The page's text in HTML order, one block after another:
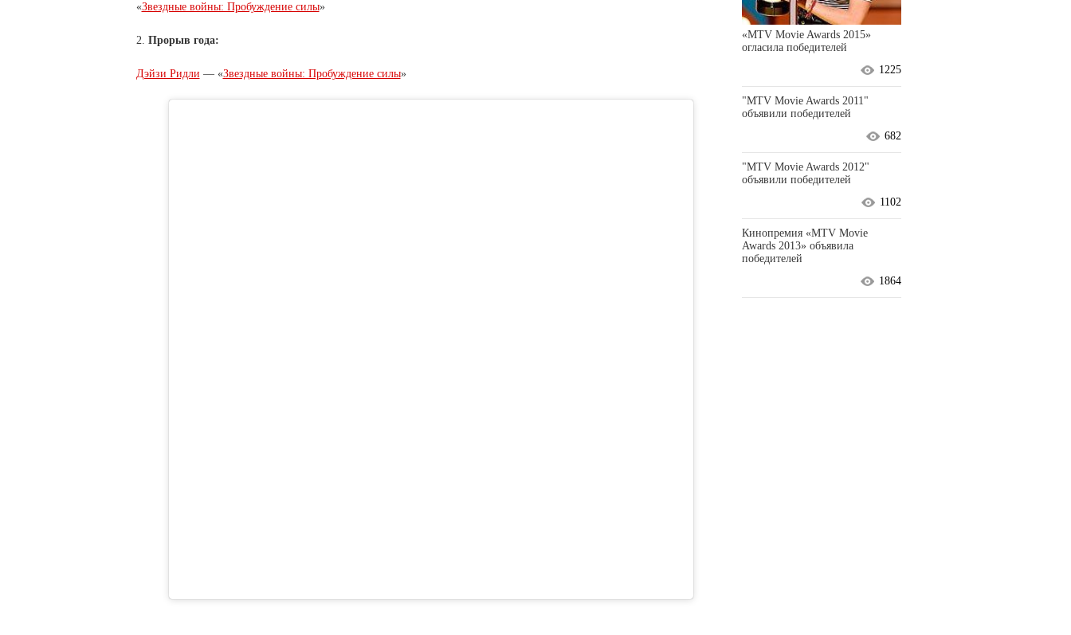
«Звездные войны: Пробуждение силы»
2. Прорыв года:
Дэйзи Ридли — «Звездные войны: Пробуждение силы»
«MTV Movie Awards 2015»
огласила победителей
1225
"MTV Movie Awards 2011"
объявили победителей
682
"MTV Movie Awards 2012"
объявили победителей
1102
Кинопремия «MTV Movie
Awards 2013» объявила
победителей
1864